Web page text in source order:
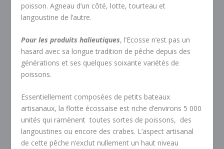
poisson. Agneau d’un côté, lotte, tourteau et
langoustine de l’autre.
Pour les produits halieutiques, l’Ecosse n’est pas un
hasard avec sa longue tradition de pêche depuis des
générations et ses quelques soixante variétés de
poissons.
Essentiellement composées de petits bateaux
artisanaux, la flotte écossaise est riche d’environs 5 000
unités qui ramènent toutes sortes de poissons, des
langoustines ou encore des crabes. L’aspect artisanal
de cette pêche n’exclut nullement un haut niveau